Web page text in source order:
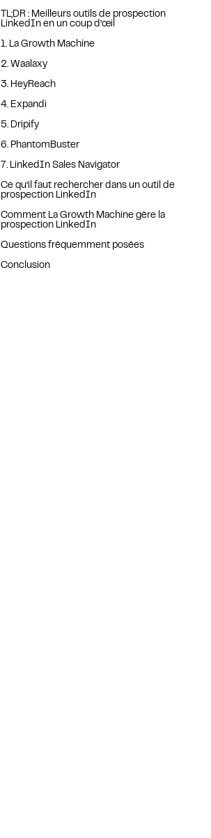
TL;DR : Meilleurs outils de prospection
LinkedIn en un coup d’œil
1. La Growth Machine
2. Waalaxy
3. HeyReach
4. Expandi
5. Dripify
6. PhantomBuster
7. LinkedIn Sales Navigator
Ce qu’il faut rechercher dans un outil de
prospection LinkedIn
Comment La Growth Machine gère la
prospection LinkedIn
Questions fréquemment posées
Conclusion